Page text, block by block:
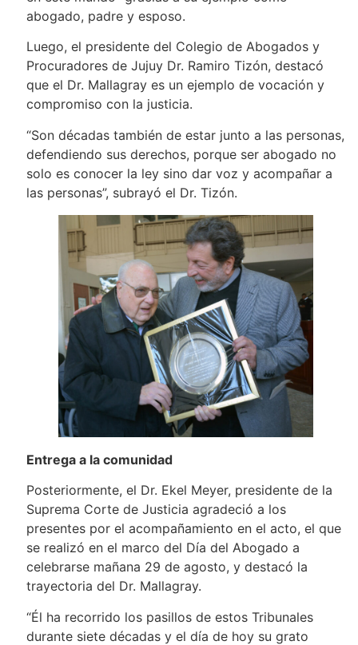
abogado, padre y esposo.
Luego, el presidente del Colegio de Abogados y
Procuradores de Jujuy Dr. Ramiro Tizón, destacó
que el Dr. Mallagray es un ejemplo de vocación y
compromiso con la justicia.
“Son décadas también de estar junto a las personas,
defendiendo sus derechos, porque ser abogado no
solo es conocer la ley sino dar voz y acompañar a
las personas”, subrayó el Dr. Tizón.
Entrega a la comunidad
Posteriormente, el Dr. Ekel Meyer, presidente de la
Suprema Corte de Justicia agradeció a los
presentes por el acompañamiento en el acto, el que
se realizó en el marco del Día del Abogado a
celebrarse mañana 29 de agosto, y destacó la
trayectoria del Dr. Mallagray.
“Él ha recorrido los pasillos de estos Tribunales
durante siete décadas y el día de hoy su grato